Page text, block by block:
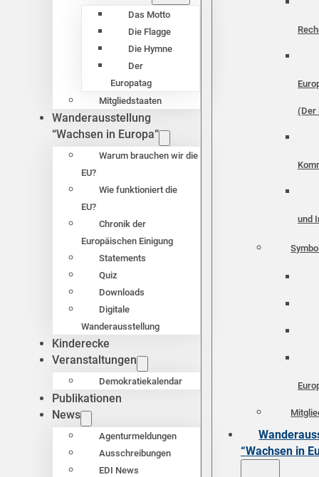
Das Motto
Die Flagge
Die Hymne
Der
Europatag
Mitgliedstaaten
Wanderausstellung
“Wachsen in Europa”
Warum brauchen wir die
EU?
Wie funktioniert die
EU?
Chronik der
Europäischen Einigung
Statements
Quiz
Downloads
Digitale
Wanderausstellung
Kinderecke
Veranstaltungen
Demokratiekalendar
Publikationen
News
Agenturmeldungen
Ausschreibungen
EDI News
(Der
und
“Wachsen in